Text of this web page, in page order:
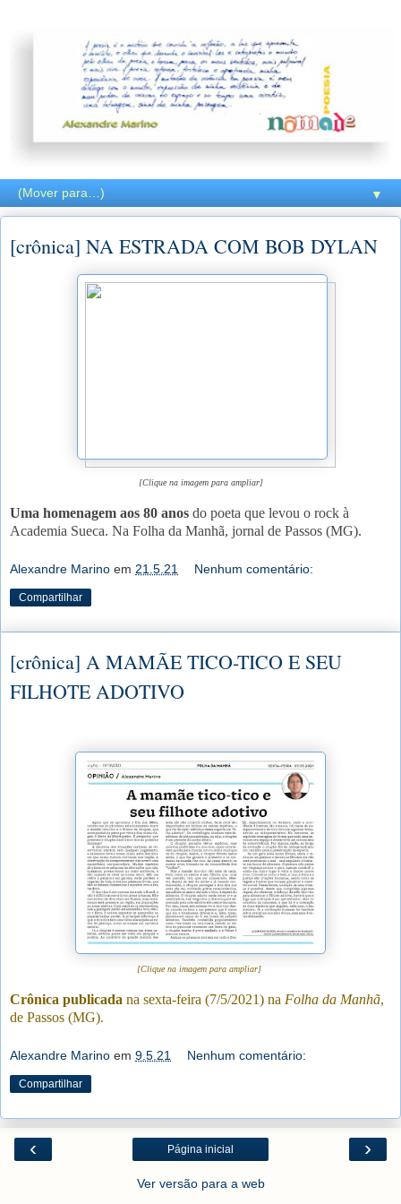
▼
[crônica] NA ESTRADA COM BOB DYLAN
[Clique na imagem para ampliar]
Uma homenagem aos 80 anos do poeta que levou o rock à
Academia Sueca. Na Folha da Manhã, jornal de Passos (MG).
Alexandre Marino em 21.5.21 Nenhum comentário:
Compartilhar
[crônica] A MAMÃE TICO-TICO E SEU
FILHOTE ADOTIVO
[Clique na imagem para ampliar]
Crônica publicada na sexta-feira (7/5/2021) na Folha da Manhã,
de Passos (MG).
Alexandre Marino em 9.5.21 Nenhum comentário:
Compartilhar
‹ ›
Página inicial
Ver versão para a web